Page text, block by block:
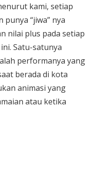
kami, setiap
“jiwa” nya
nilai plus pada setiap
Satu-satunya
performanya yang
berada di kota
animasi yang
atau ketika